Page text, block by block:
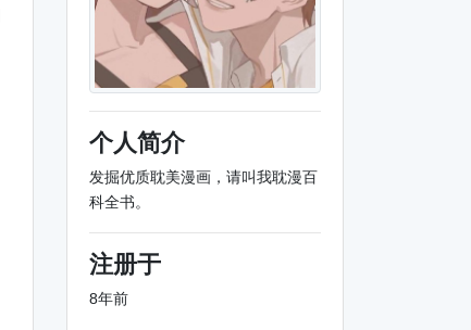
个人简介
发掘优质耽美漫画，请叫我耽漫百
科全书。
注册于
8年前